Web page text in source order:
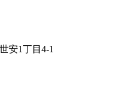
安1丁目4-1